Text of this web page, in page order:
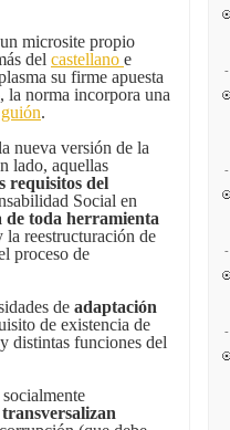
microsite propio
del castellano e
su firme apuesta
la norma incorpora una
.
nueva versión de la
lado, aquellas
requisitos del
Social en
toda herramienta
la reestructuración de
proceso de
de adaptación
de existencia de
distintas funciones del
transversalizan
-